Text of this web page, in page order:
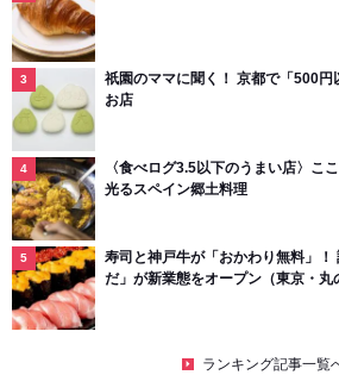
祇園のママに聞く！ 京都で「500
お店
〈食べログ3.5以下のうまい店〉こ
光るスペイン郷土料理
寿司と神戸牛が「おかわり無料」！
だ」が新業態をオープン（東京・丸
ランキング記事一覧